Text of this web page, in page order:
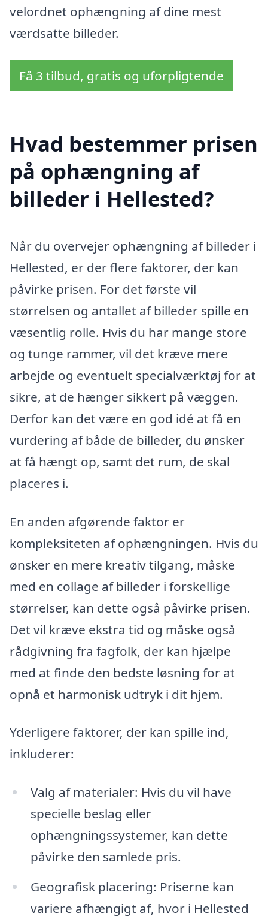
velordnet ophængning af dine mest
værdsatte billeder.
Få 3 tilbud, gratis og uforpligtende
Hvad bestemmer prisen
på ophængning af
billeder i Hellested?
Når du overvejer ophængning af billeder i
Hellested, er der flere faktorer, der kan
påvirke prisen. For det første vil
størrelsen og antallet af billeder spille en
væsentlig rolle. Hvis du har mange store
og tunge rammer, vil det kræve mere
arbejde og eventuelt specialværktøj for at
sikre, at de hænger sikkert på væggen.
Derfor kan det være en god idé at få en
vurdering af både de billeder, du ønsker
at få hængt op, samt det rum, de skal
placeres i.
En anden afgørende faktor er
kompleksiteten af ophængningen. Hvis du
ønsker en mere kreativ tilgang, måske
med en collage af billeder i forskellige
størrelser, kan dette også påvirke prisen.
Det vil kræve ekstra tid og måske også
rådgivning fra fagfolk, der kan hjælpe
med at finde den bedste løsning for at
opnå et harmonisk udtryk i dit hjem.
Yderligere faktorer, der kan spille ind,
inkluderer:
Valg af materialer: Hvis du vil have
specielle beslag eller
ophængningssystemer, kan dette
påvirke den samlede pris.
Geografisk placering: Priserne kan
variere afhængigt af, hvor i Hellested